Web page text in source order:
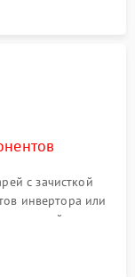
с зачисткой
инвертора или
дорожек и